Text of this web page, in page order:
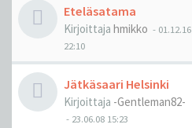
Eteläsatama
Kirjoittaja hmikko - 01.12.16
22:10
Jätkäsaari Helsinki
Kirjoittaja -Gentleman82-
- 23.06.08 15:23